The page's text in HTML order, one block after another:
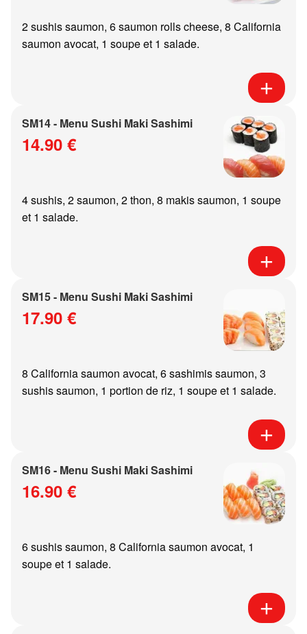
2 sushis saumon, 6 saumon rolls cheese, 8 California
saumon avocat, 1 soupe et 1 salade.
SM14 - Menu Sushi Maki Sashimi
14.90 €
4 sushis, 2 saumon, 2 thon, 8 makis saumon, 1 soupe
et 1 salade.
SM15 - Menu Sushi Maki Sashimi
17.90 €
8 California saumon avocat, 6 sashimis saumon, 3
sushis saumon, 1 portion de riz, 1 soupe et 1 salade.
SM16 - Menu Sushi Maki Sashimi
16.90 €
6 sushis saumon, 8 California saumon avocat, 1
soupe et 1 salade.